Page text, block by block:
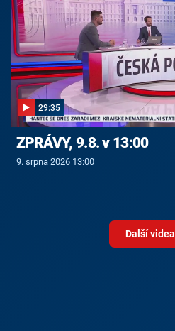
29:35
ZPRÁVY, 9.8. v 13:00
9. srpna 2026 13:00
Další videa